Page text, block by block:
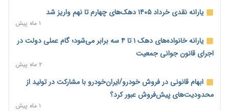
حساب‌های شرکت ملی نفت در بانک صنعت و معدن مسدود شد؛
بدهی یک میلیارد دلاری
درآمد کارگزاری‌ها چقدر است؟ کانون کارگزاران اعداد منتشرشده در
فضای مجازی را تکذیب کرد
بیکاری ۷ درصدی روی کاغذ؛ آیا در واقعیت هم این چنین است؟
یارانه نقدی خرداد ۱۴۰۵ دهک‌های چهارم تا نهم واریز شد
۱ ماه پیش
یارانه خانواده‌های دهک ۱ تا ۴ سه برابر می‌شود؛ گام عملی دولت در
اجرای قانون جوانی جمعیت
۲ ماه پیش
ابهام قانونی در فروش خودرو/ایران‌خودرو با مشارکت در تولید از
محدودیت‌های پیش‌فروش عبور کرد؟
۱ ماه پیش